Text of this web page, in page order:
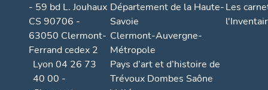
- 59 bd L. Jouhaux
CS 90706 -
63050 Clermont-
Ferrand cedex 2
Lyon 04 26 73
40 00 -
Département de la Haute-
Savoie
Clermont-Auvergne-
Métropole
Pays d’art et d’histoire de
Trévoux Dombes Saône
Les